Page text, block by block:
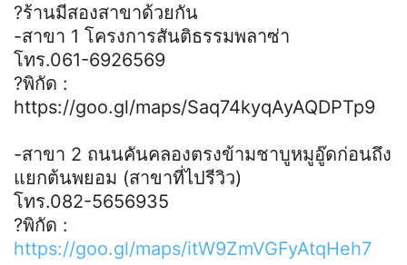
?ร้านมีสองสาขาด้วยกัน
-สาขา 1 โครงการสันติธรรมพลาซ่า
โทร.061-6926569
?พิกัด :
https://goo.gl/maps/Saq74kyqAyAQDPTp9
-สาขา 2 ถนนคันคลองตรงข้ามชาบูหมูอู๊ดก่อนถึง
แยกต้นพยอม (สาขาที่ไปรีวิว)
โทร.082-5656935
?พิกัด :
https://goo.gl/maps/itW9ZmVGFyAtqHeh7